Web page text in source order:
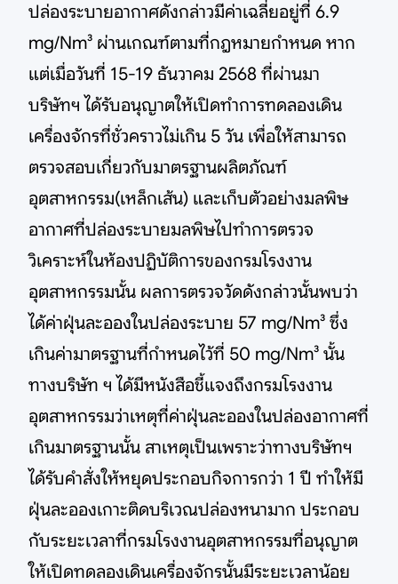
ปล่องระบายอากาศดังกล่าวมีค่าเฉลี่ยอยู่ที่ 6.9
mg/Nm³ ผ่านเกณฑ์ตามที่กฎหมายกำหนด หาก
แต่เมื่อวันที่ 15-19 ธันวาคม 2568 ที่ผ่านมา
บริษัทฯ ได้รับอนุญาตให้เปิดทำการทดลองเดิน
เครื่องจักรที่ชั่วคราวไม่เกิน 5 วัน เพื่อให้สามารถ
ตรวจสอบเกี่ยวกับมาตรฐานผลิตภัณฑ์
อุตสาหกรรม(เหล็กเส้น) และเก็บตัวอย่างมลพิษ
อากาศที่ปล่องระบายมลพิษไปทำการตรวจ
วิเคราะห์ในห้องปฏิบัติการของกรมโรงงาน
อุตสาหกรรมนั้น ผลการตรวจวัดดังกล่าวนั้นพบว่า
ได้ค่าฝุ่นละอองในปล่องระบาย 57 mg/Nm³ ซึ่ง
เกินค่ามาตรฐานที่กำหนดไว้ที่ 50 mg/Nm³ นั้น
ทางบริษัท ฯ ได้มีหนังสือชี้แจงถึงกรมโรงงาน
อุตสาหกรรมว่าเหตุที่ค่าฝุ่นละอองในปล่องอากาศที่
เกินมาตรฐานนั้น สาเหตุเป็นเพราะว่าทางบริษัทฯ
ได้รับคำสั่งให้หยุดประกอบกิจการกว่า 1 ปี ทำให้มี
ฝุ่นละอองเกาะติดบริเวณปล่องหนามาก ประกอบ
กับระยะเวลาที่กรมโรงงานอุตสาหกรรมที่อนุญาต
ให้เปิดทดลองเดินเครื่องจักรนั้นมีระยะเวลาน้อย